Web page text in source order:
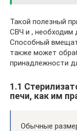
Такой полезный
СВЧ и , необходим
Способный
также может
принадлежности
1.1
печи, как им
Обычные